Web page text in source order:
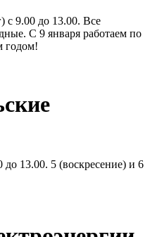
с 9.00 до 13.00. Все
С 9 января работаем по
годом!
до 13.00. 5 (воскресение) и 6